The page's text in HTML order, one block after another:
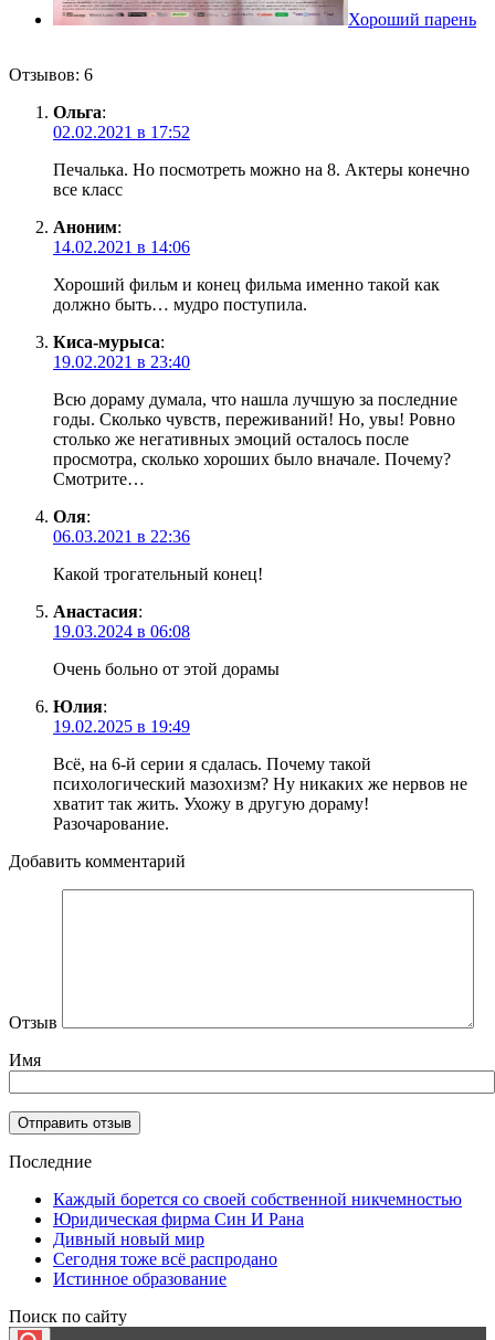
Хороший парень
Отзывов: 6
Ольга:
02.02.2021 в 17:52
Печалька. Но посмотреть можно на 8. Актеры конечно
все класс
Аноним:
14.02.2021 в 14:06
Хороший фильм и конец фильма именно такой как
должно быть… мудро поступила.
Киса-мурыса:
19.02.2021 в 23:40
Всю дораму думала, что нашла лучшую за последние
годы. Сколько чувств, переживаний! Но, увы! Ровно
столько же негативных эмоций осталось после
просмотра, сколько хороших было вначале. Почему?
Смотрите…
Оля:
06.03.2021 в 22:36
Какой трогательный конец!
Анастасия:
19.03.2024 в 06:08
Очень больно от этой дорамы
Юлия:
19.02.2025 в 19:49
Всё, на 6-й серии я сдалась. Почему такой
психологический мазохизм? Ну никаких же нервов не
хватит так жить. Ухожу в другую дораму!
Разочарование.
Добавить комментарий
Отзыв
Имя
Последние
Каждый борется со своей собственной никчемностью
Юридическая фирма Син И Рана
Дивный новый мир
Сегодня тоже всё распродано
Истинное образование
Поиск по сайту